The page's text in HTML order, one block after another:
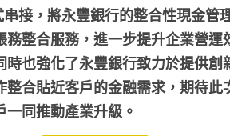
接 ，將永豐銀行的整合性現金管
整合服務，進一步提升企業營
也強化了永豐銀行致力於提供
合貼近客戶的金融需求，期待
同推動產業升級。